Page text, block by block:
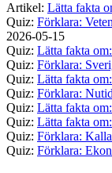
Artikel: Lätta fakta
Quiz: Förklara:
2026-05-15
Quiz: Lätta fakta
Quiz: Förklara:
Quiz: Lätta fakta
Quiz: Förklara:
Quiz: Lätta fakta
Quiz: Lätta fakta
Quiz: Förklara:
Quiz: Förklara: